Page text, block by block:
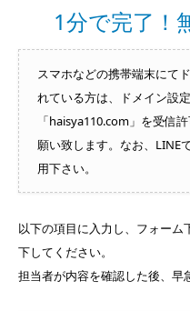
1分で完了！
スマホなどの携帯端末にて
れている方は、ドメイン設
「haisya110.com」を受信
願い致します。なお、LINE
用下さい。
以下の項目に入力し、フォー
下してください。
担当者が内容を確認した後、早